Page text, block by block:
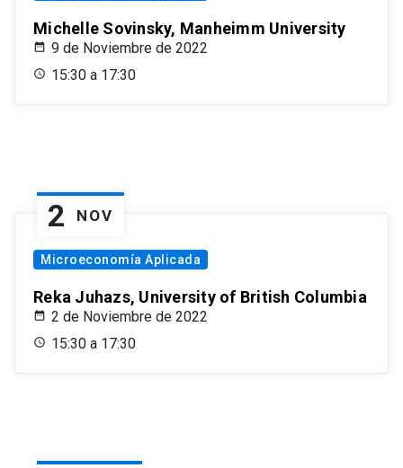
Michelle Sovinsky, Manheimm University
9 de Noviembre de 2022
15:30 a 17:30
2 NOV
Microeconomía Aplicada
Reka Juhazs, University of British Columbia
2 de Noviembre de 2022
15:30 a 17:30